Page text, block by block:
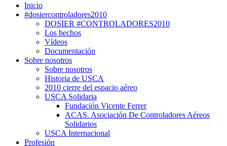
Inicio
#dosiercontroladores2010
DOSIER #CONTROLADORES2010
Los hechos
Vídeos
Documentación
Sobre nosotros
Sobre nosotros
Historia de USCA
2010 cierre del espacio aéreo
USCA Solidaria
Fundación Vicente Ferrer
ACAS. Asociación De Controladores Aéreos
Solidarios
USCA Internacional
Profesión